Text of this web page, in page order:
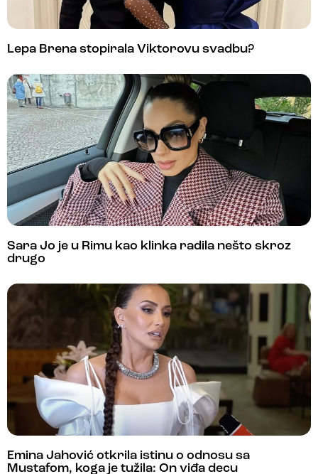
Lepa Brena stopirala Viktorovu svadbu?
Sara Jo je u Rimu kao klinka radila nešto skroz
drugo
Emina Jahović otkrila istinu o odnosu sa
Mustafom, koga je tužila: On viđa decu